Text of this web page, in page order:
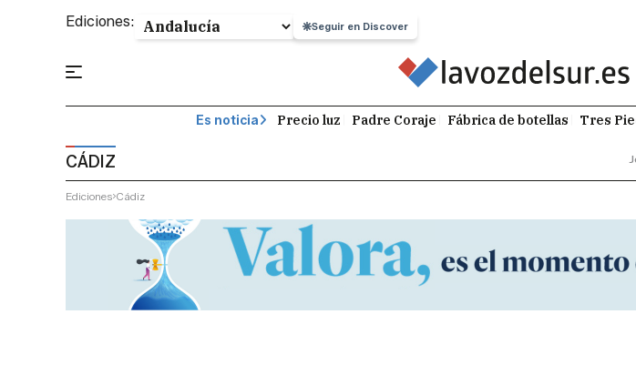
Ediciones: Seguir en Discover
Es noticia Precio luz Padre Coraje Fábrica de botellas Tres
CÁDIZ
Ediciones Cádiz